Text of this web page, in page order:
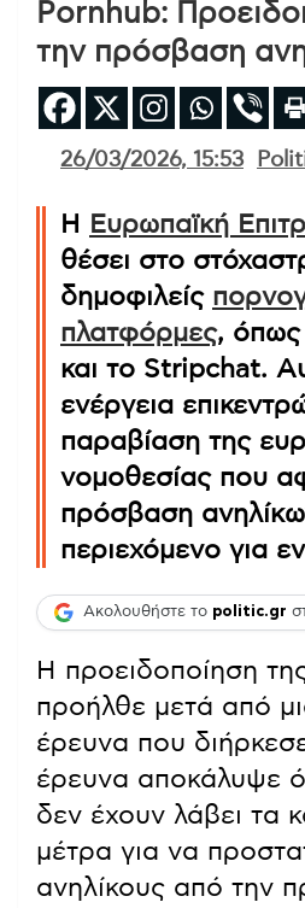
Pornhub:
την πρόσβαση
26/03/2026, 15:53
Η Ευρωπαϊκή
θέσει στο
δημοφιλείς
πλατφόρμες, όπως
και το Stripchat.
ενέργεια
παραβίαση της
νομοθεσίας που
πρόσβαση
περιεχόμενο για
Ακολουθήστε το politic.gr
Η προειδοποίηση
προήλθε μετά από
έρευνα που
έρευνα αποκάλυψε
δεν έχουν λάβει τα
μέτρα για να
ανηλίκους από την